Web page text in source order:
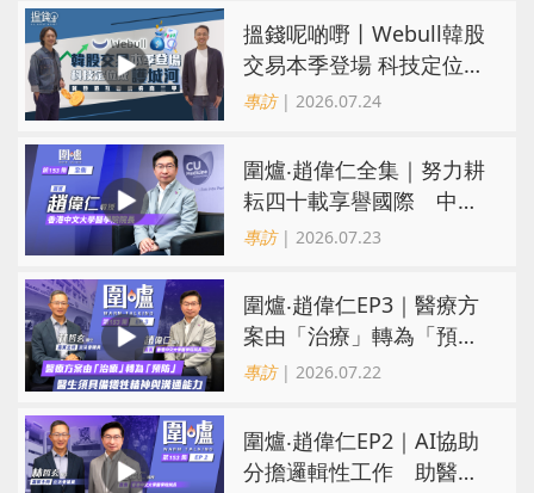
搵錢呢啲嘢丨Webull韓股
交易本季登場 科技定位成
護城河 冀登港互聯網券商
專訪| 2026.07.24
圍爐‧趙偉仁全集｜努力耕
耘四十載享譽國際 中大
醫學院致力醫療創科造福
專訪| 2026.07.23
圍爐‧趙偉仁EP3｜醫療方
案由「治療」轉為「預
防」 醫生須具備犧牲精神
專訪| 2026.07.22
圍爐‧趙偉仁EP2｜AI協助
分擔邏輯性工作 助醫生